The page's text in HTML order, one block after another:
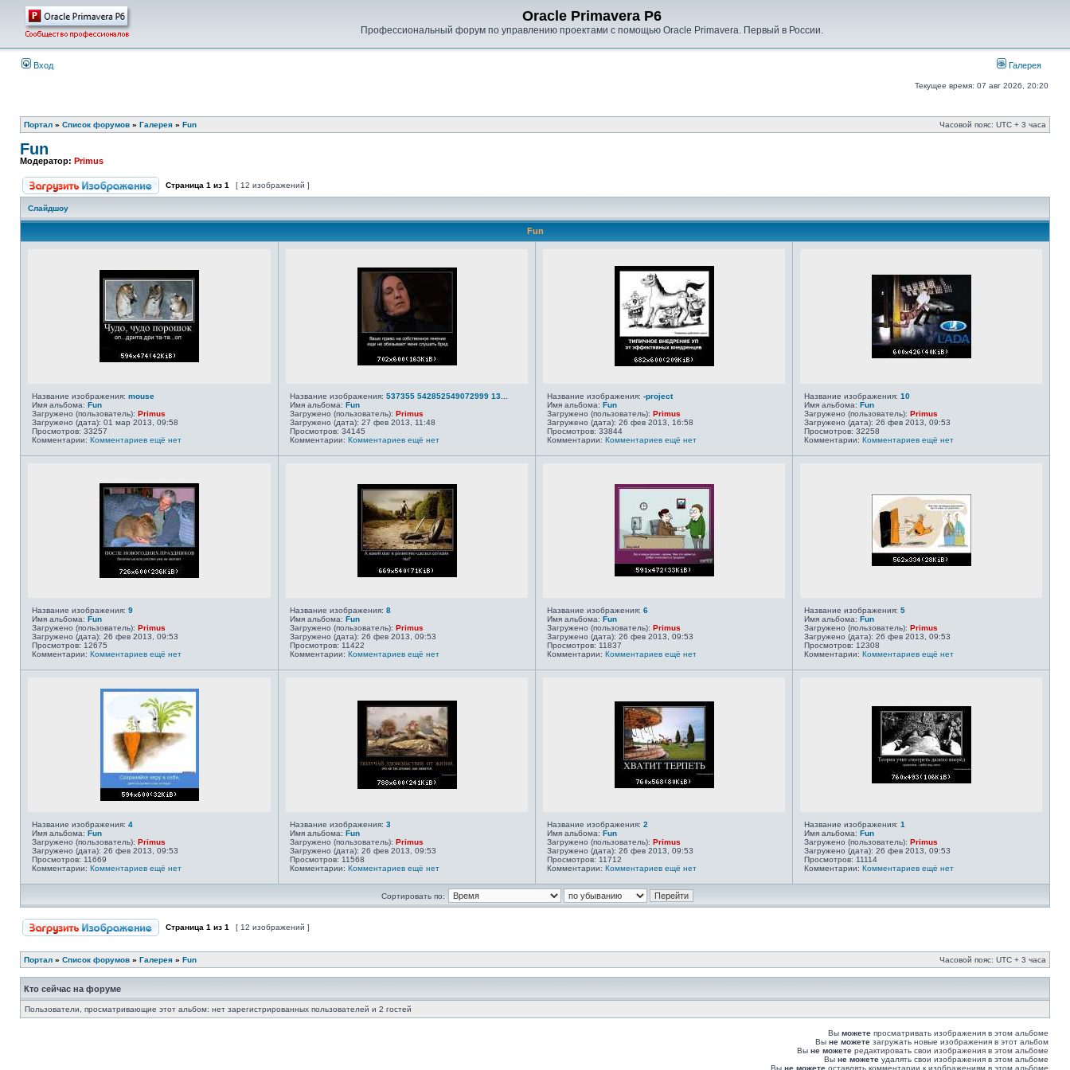
Oracle Primavera P6
Профессиональный форум по управлению проектами с помощью Oracle Primavera. Первый в России.
Вход Галерея
Текущее время: 07 авг 2026, 20:20
Портал » Список форумов » Галерея » Fun Часовой пояс: UTC + 3 часа
Fun
Модератор: Primus
Страница 1 из 1 [ 12 изображений ]
Слайдшоу
Fun
Название изображения: mouse
Имя альбома: Fun
Загружено (пользователь): Primus
Загружено (дата): 01 мар 2013, 09:58
Просмотров: 33257
Комментарии: Комментариев ещё нет
Название изображения: 537355 542852549072999 13...
Имя альбома: Fun
Загружено (пользователь): Primus
Загружено (дата): 27 фев 2013, 11:48
Просмотров: 34145
Комментарии: Комментариев ещё нет
Название изображения: -project
Имя альбома: Fun
Загружено (пользователь): Primus
Загружено (дата): 26 фев 2013, 16:58
Просмотров: 33844
Комментарии: Комментариев ещё нет
Название изображения: 10
Имя альбома: Fun
Загружено (пользователь): Primus
Загружено (дата): 26 фев 2013, 09:53
Просмотров: 32258
Комментарии: Комментариев ещё нет
Название изображения: 9
Имя альбома: Fun
Загружено (пользователь): Primus
Загружено (дата): 26 фев 2013, 09:53
Просмотров: 12675
Комментарии: Комментариев ещё нет
Название изображения: 8
Имя альбома: Fun
Загружено (пользователь): Primus
Загружено (дата): 26 фев 2013, 09:53
Просмотров: 11422
Комментарии: Комментариев ещё нет
Название изображения: 6
Имя альбома: Fun
Загружено (пользователь): Primus
Загружено (дата): 26 фев 2013, 09:53
Просмотров: 11837
Комментарии: Комментариев ещё нет
Название изображения: 5
Имя альбома: Fun
Загружено (пользователь): Primus
Загружено (дата): 26 фев 2013, 09:53
Просмотров: 12308
Комментарии: Комментариев ещё нет
Название изображения: 4
Имя альбома: Fun
Загружено (пользователь): Primus
Загружено (дата): 26 фев 2013, 09:53
Просмотров: 11669
Комментарии: Комментариев ещё нет
Название изображения: 3
Имя альбома: Fun
Загружено (пользователь): Primus
Загружено (дата): 26 фев 2013, 09:53
Просмотров: 11568
Комментарии: Комментариев ещё нет
Название изображения: 2
Имя альбома: Fun
Загружено (пользователь): Primus
Загружено (дата): 26 фев 2013, 09:53
Просмотров: 11712
Комментарии: Комментариев ещё нет
Название изображения: 1
Имя альбома: Fun
Загружено (пользователь): Primus
Загружено (дата): 26 фев 2013, 09:53
Просмотров: 11114
Комментарии: Комментариев ещё нет
Сортировать по:
Страница 1 из 1 [ 12 изображений ]
Портал » Список форумов » Галерея » Fun Часовой пояс: UTC + 3 часа
Кто сейчас на форуме
Пользователи, просматривающие этот альбом: нет зарегистрированных пользователей и 2 гостей
Вы можете просматривать изображения в этом альбоме
Вы не можете загружать новые изображения в этот альбом
Вы не можете редактировать свои изображения в этом альбоме
Вы не можете удалять свои изображения в этом альбоме
Вы не можете оставлять комментарии к изображениям в этом альбоме